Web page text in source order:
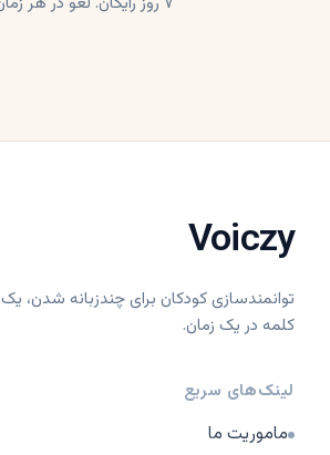
Voiczy
توانمندسازی کودکان برای چندزبانه شدن، یک
کلمه در یک زمان.
لینک‌های سریع
ماموریت ما